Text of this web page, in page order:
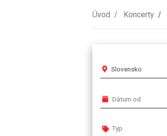
Úvod Koncerty
Slovensko